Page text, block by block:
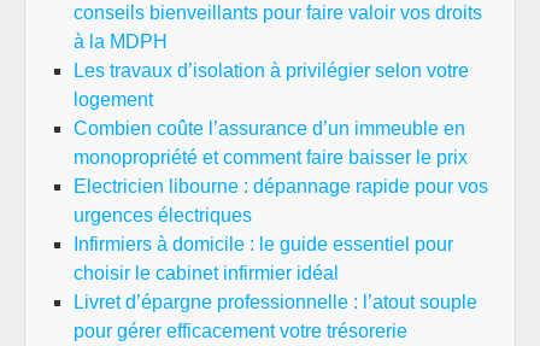
conseils bienveillants pour faire valoir vos droits
à la MDPH
Les travaux d’isolation à privilégier selon votre
logement
Combien coûte l’assurance d’un immeuble en
monopropriété et comment faire baisser le prix
Electricien libourne : dépannage rapide pour vos
urgences électriques
Infirmiers à domicile : le guide essentiel pour
choisir le cabinet infirmier idéal
Livret d’épargne professionnelle : l’atout souple
pour gérer efficacement votre trésorerie